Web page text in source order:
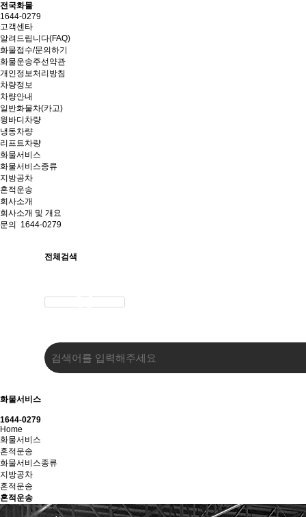
전국화물
1644-0279
고객센타
알려드립니다(FAQ)
화물접수/문의하기
화물운송주선약관
개인정보처리방침
차량정보
차량안내
일반화물차(카고)
윙바디차량
냉동차량
리프트차량
화물서비스
화물서비스종류
지방공차
혼적운송
회사소개
회사소개 및 개요
문의
1644-0279
전체검색
화물서비스
1644-0279
Home
화물서비스
혼적운송
화물서비스종류
지방공차
혼적운송
혼적운송